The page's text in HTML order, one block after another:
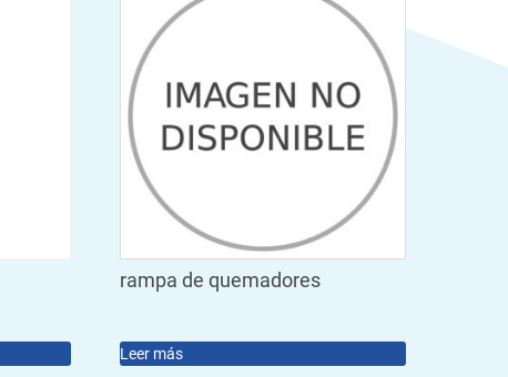
rampa de quemadores
Leer más